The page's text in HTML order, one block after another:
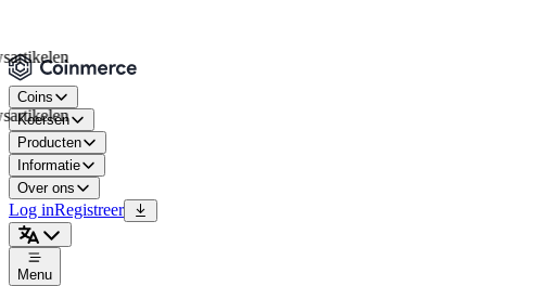
Coins
Koersen
Producten
Informatie
Over ons
Log inRegistreer
Menu